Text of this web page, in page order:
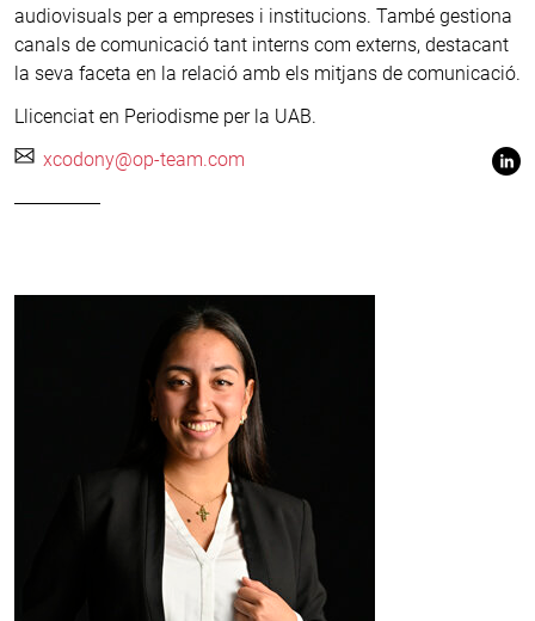
audiovisuals per a empreses i institucions. També gestiona
canals de comunicació tant interns com externs, destacant
la seva faceta en la relació amb els mitjans de comunicació.
Llicenciat en Periodisme per la UAB.
xcodony@op-team.com